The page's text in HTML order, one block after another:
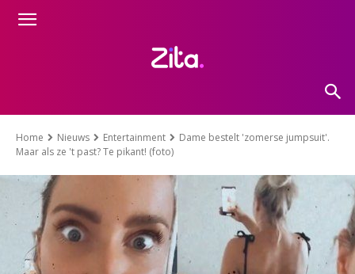
Home Nieuws Entertainment
Dame bestelt 'zomerse jumpsuit'.
Maar als ze 't past? Te pikant! (foto)